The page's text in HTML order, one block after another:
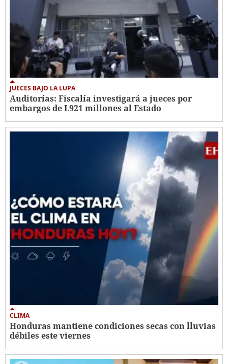
JUECES BAJO LA LUPA
Auditorías: Fiscalía investigará a jueces por
embargos de L921 millones al Estado
CLIMA
Honduras mantiene condiciones secas con lluvias
débiles este viernes